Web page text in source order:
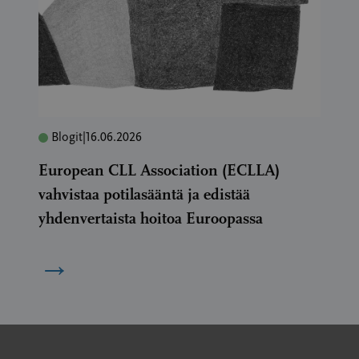
Blogit 16.06.2026
European CLL Association (ECLLA)
vahvistaa potilasääntä ja edistää
yhdenvertaista hoitoa Euroopassa
→